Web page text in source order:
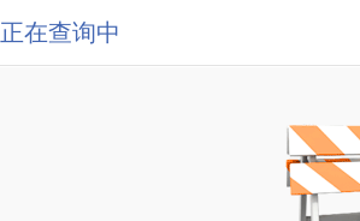
正在查询中